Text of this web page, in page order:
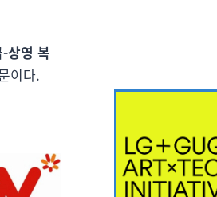
상영 복
이다.